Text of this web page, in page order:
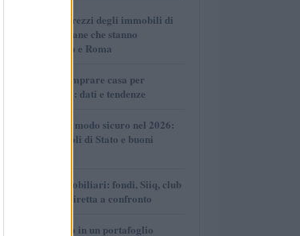
Dove crescono i prezzi degli immobili di
lusso: le città italiane che stanno
superando Milano e Roma
Dove conviene comprare casa per
affittarla nel 2026: dati e tendenze
Come investire in modo sicuro nel 2026:
conti deposito, titoli di Stato e buoni
Investimenti immobiliari: fondi, Siiq, club
deal e proprietà diretta a confronto
Come inserire oro in un portafoglio